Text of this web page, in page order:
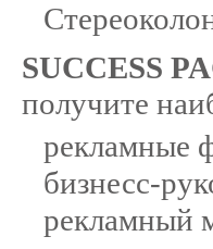
SUCCESS
получите
рекламные
бизнесс-
рекламный